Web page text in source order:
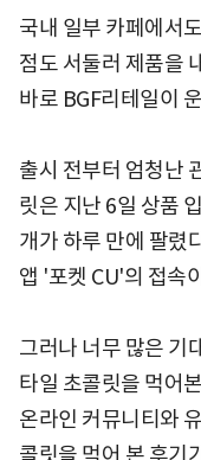
국내 일부 카페에서
점도 서둘러 제품을
바로 BGF리테일이
출시 전부터 엄청난
릿은 지난 6일 상품
개가 하루 만에 팔렸
앱 '포켓 CU'의 접속
그러나 너무 많은 기
타일 초콜릿을 먹어
온라인 커뮤니티와